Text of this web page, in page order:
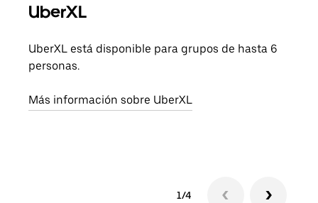
UberXL
UberXL está disponible para grupos de hasta 6
personas.
Más información sobre UberXL
1/4